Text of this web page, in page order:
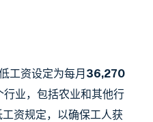
工资设定为每月 36,270
业，包括农业和其他行
资规定，以确保工人获